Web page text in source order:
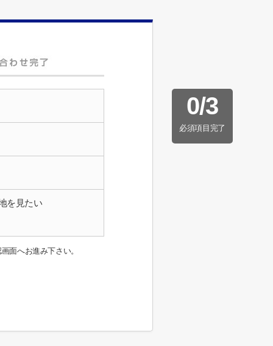
0/3
必須項目完了
を見たい
面へお進み下さい。